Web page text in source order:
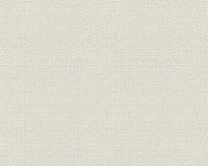
(2) 羽越線の建設工事
3 関東地方
(1) 概要
(2) 上越線の建設工事
工事の概況